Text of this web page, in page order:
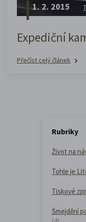
1. 2. 2015
Expediční
Přečíst celý článek
Rubriky
Život na
Tohle je
Tiskové
Šmejdění